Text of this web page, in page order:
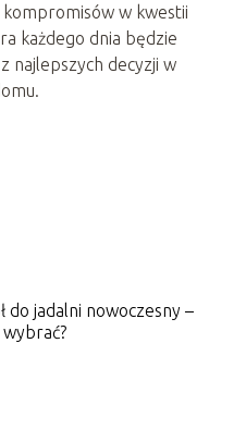
w kwestii
każdego dnia będzie
najlepszych decyzji w
do jadalni nowoczesny –
wybrać?